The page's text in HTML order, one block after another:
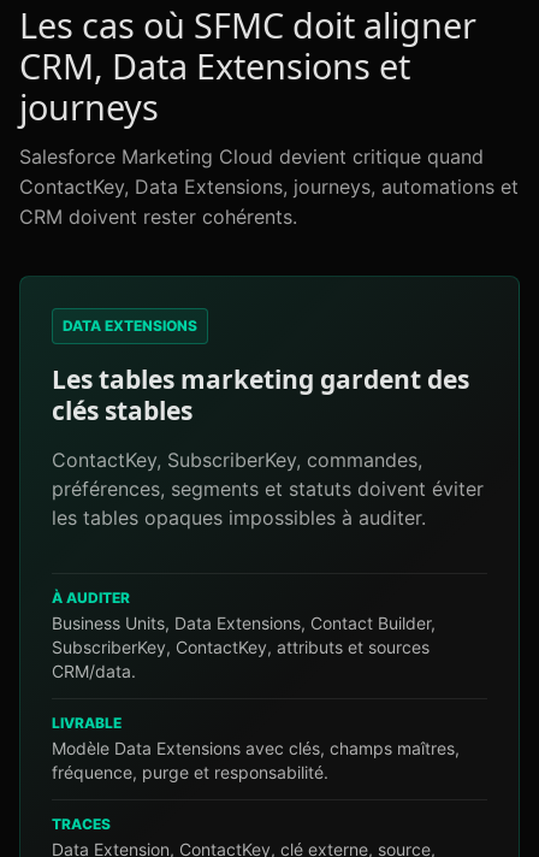
Les cas où SFMC doit aligner
CRM, Data Extensions et
journeys
Salesforce Marketing Cloud devient critique quand
ContactKey, Data Extensions, journeys, automations et
CRM doivent rester cohérents.
DATA EXTENSIONS
Les tables marketing gardent des
clés stables
ContactKey, SubscriberKey, commandes,
préférences, segments et statuts doivent éviter
les tables opaques impossibles à auditer.
À AUDITER
Business Units, Data Extensions, Contact Builder,
SubscriberKey, ContactKey, attributs et sources
CRM/data.
LIVRABLE
Modèle Data Extensions avec clés, champs maîtres,
fréquence, purge et responsabilité.
TRACES
Data Extension, ContactKey, clé externe, source,